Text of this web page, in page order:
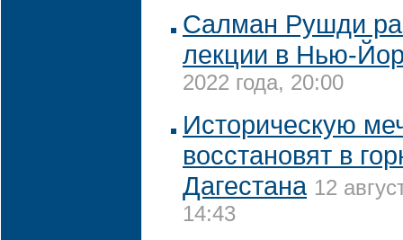
Салман Рушди
лекции в Нью-
2022 года, 20:00
Историческую
восстановят в
Дагестана 12
14:43